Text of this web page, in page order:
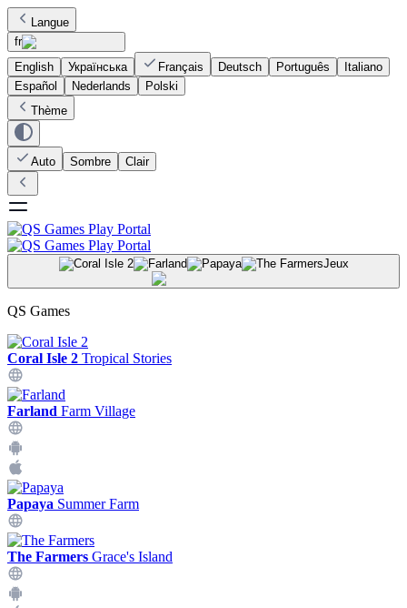
Langue
fr
English
Українська Français Deutsch Português
Italiano
Español
Nederlands
Polski
Thème
Auto Sombre Clair
Jeux
QS Games
Coral Isle 2 Tropical Stories
Farland Farm Village
Papaya Summer Farm
The Farmers Grace's Island